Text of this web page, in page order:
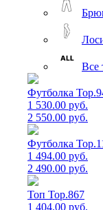
Все
Футболка
1 530.00 руб.
2 550.00 руб.
Футболка
1 494.00 руб.
2 490.00 руб.
Топ Top.867
1 404.00 руб.